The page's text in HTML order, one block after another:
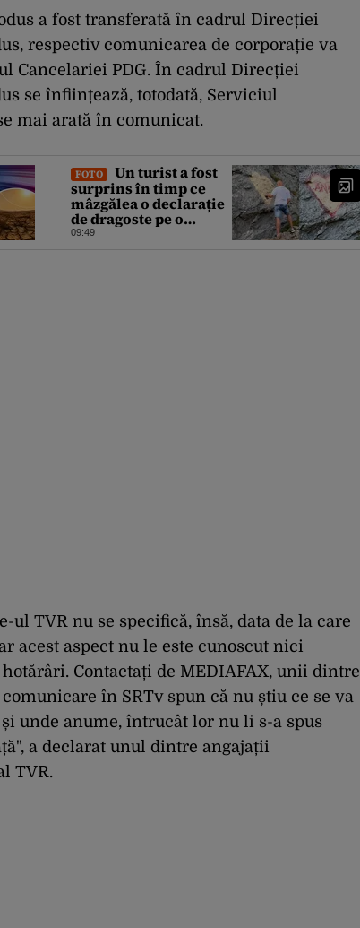
a fost transferată în cadrul Direcției
respectiv comunicarea de corporație va
Cancelariei PDG. În cadrul Direcției
se înființează, totodată, Serviciul
mai arată în comunicat.
FOTO
Un turist a fost
surprins în timp ce
mâzgălea o declarație
de dragoste pe o
stâncă de pe
09:49
ul TVR nu se specifică, însă, data de la care
acest aspect nu le este cunoscut nici
Contactați de MEDIAFAX, unii dintre
în SRTv spun că nu știu ce se va
unde anume, întrucât lor nu li s-a spus
a declarat unul dintre angajații
TVR.